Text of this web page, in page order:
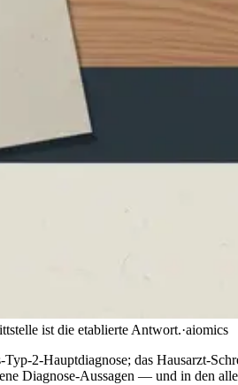
ist die etablierte Antwort.·aiomics
2-Hauptdiagnose; das Hausarzt-
Diagnose-Aussagen — und in den